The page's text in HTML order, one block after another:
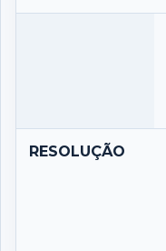
RESOLUÇÃO